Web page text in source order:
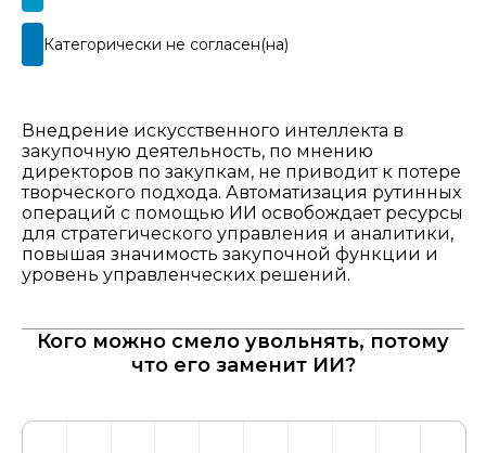
Категорически не согласен(на)​
Внедрение искусственного интеллекта в
закупочную деятельность, по мнению
директоров по закупкам, не приводит к потере
творческого подхода. Автоматизация рутинных
операций с помощью ИИ освобождает ресурсы
для стратегического управления и аналитики,
повышая значимость закупочной функции и
уровень управленческих решений.​​
Кого можно смело увольнять, потому
что его заменит ИИ?​